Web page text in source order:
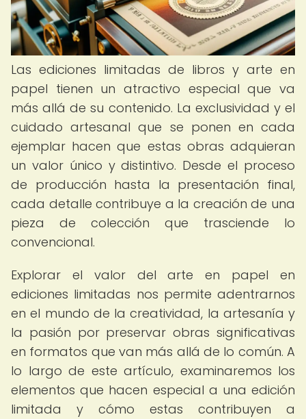
Las ediciones limitadas de libros y arte en
papel tienen un atractivo especial que va
más allá de su contenido. La exclusividad y el
cuidado artesanal que se ponen en cada
ejemplar hacen que estas obras adquieran
un valor único y distintivo. Desde el proceso
de producción hasta la presentación final,
cada detalle contribuye a la creación de una
pieza de colección que trasciende lo
convencional.
Explorar el valor del arte en papel en
ediciones limitadas nos permite adentrarnos
en el mundo de la creatividad, la artesanía y
la pasión por preservar obras significativas
en formatos que van más allá de lo común. A
lo largo de este artículo, examinaremos los
elementos que hacen especial a una edición
limitada y cómo estas contribuyen a